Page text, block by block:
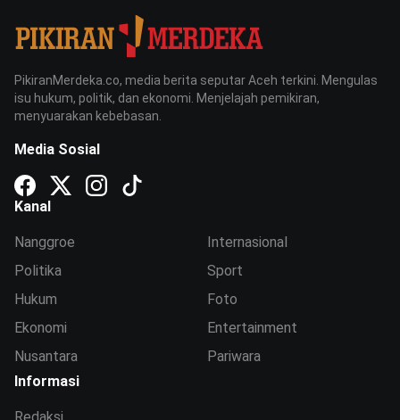
PikiranMerdeka.co, media berita seputar Aceh terkini. Mengulas
isu hukum, politik, dan ekonomi. Menjelajah pemikiran,
menyuarakan kebebasan.
Media Sosial
Kanal
Nanggroe
Politika
Hukum
Ekonomi
Nusantara
Internasional
Sport
Foto
Entertainment
Pariwara
Informasi